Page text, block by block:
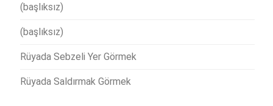
(başlıksız)
(başlıksız)
Rüyada Sebzeli Yer Görmek
Rüyada Saldırmak Görmek